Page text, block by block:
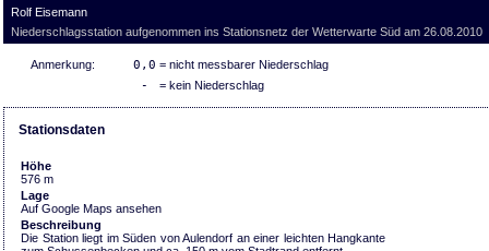
Rolf Eisemann
Niederschlagsstation aufgenommen ins Stationsnetz der Wetterwarte Süd am 26.08.2010
Anmerkung: 0,0 = nicht messbarer Niederschlag
- = kein Niederschlag
Stationsdaten
Höhe
576 m
Lage
Auf Google Maps ansehen
Beschreibung
Die Station liegt im Süden von Aulendorf an einer leichten Hangkante